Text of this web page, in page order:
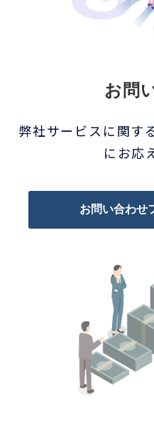
お問
弊社サービスに関す
にお応
お問い合わせ